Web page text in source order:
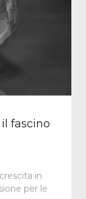
fascino
in
per le